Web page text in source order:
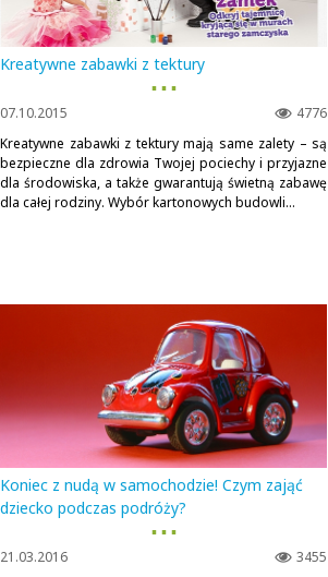
Kreatywne zabawki z tektury
▪ ▪ ▪
4776
07.10.2015
Kreatywne zabawki z tektury mają same zalety – są
bezpieczne dla zdrowia Twojej pociechy i przyjazne
dla środowiska, a także gwarantują świetną zabawę
dla całej rodziny. Wybór kartonowych budowli...
Koniec z nudą w samochodzie! Czym zająć
dziecko podczas podróży?
▪ ▪ ▪
3455
21.03.2016